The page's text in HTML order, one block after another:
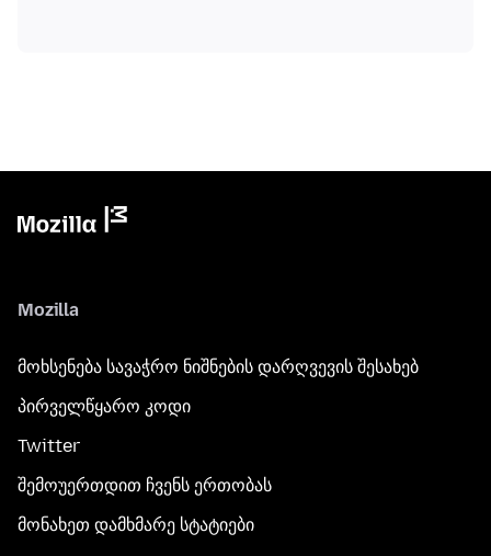
Mozilla
მოხსენება სავაჭრო ნიშნების დარღვევის შესახებ
პირველწყარო კოდი
Twitter
შემოუერთდით ჩვენს ერთობას
მონახეთ დამხმარე სტატიები